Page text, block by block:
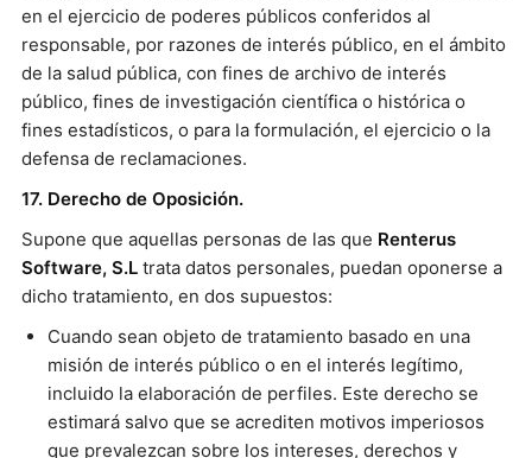
en el ejercicio de poderes públicos conferidos al
responsable, por razones de interés público, en el ámbito
de la salud pública, con fines de archivo de interés
público, fines de investigación científica o histórica o
fines estadísticos, o para la formulación, el ejercicio o la
defensa de reclamaciones.
17. Derecho de Oposición.
Supone que aquellas personas de las que Renterus
Software, S.L trata datos personales, puedan oponerse a
dicho tratamiento, en dos supuestos:
Cuando sean objeto de tratamiento basado en una
misión de interés público o en el interés legítimo,
incluido la elaboración de perfiles. Este derecho se
estimará salvo que se acrediten motivos imperiosos
que prevalezcan sobre los intereses, derechos y